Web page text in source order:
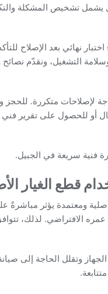
تشخيص المشكلة
اختبار نهائي بعد الإصلاح
التشغيل، ونقدّم نصائح
لإصلاحات متكررة.
أو للحصول على تقرير فني
فنية سريعة في الجبيل.
قطع الغيار
ومعتمدة يؤثر مباشرةً
الافتراضي. لذلك،
وتقلل الحاجة إلى